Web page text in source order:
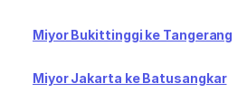
Miyor Bukittinggi ke Tangerang
Miyor Jakarta ke Batusangkar